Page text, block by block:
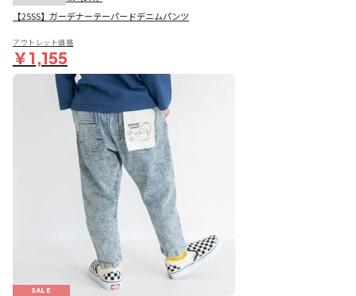
【25SS】ガーデナーテーパードデニムパンツ
アウトレット価格
￥1,155
SALE